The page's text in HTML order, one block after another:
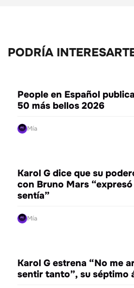
PODRÍA
People en Español
50 más bellos 2026
Mía
Karol G dice que su
con Bruno Mars
sentía”
Mía
Karol G estrena “No me
sentir tanto”, su séptimo